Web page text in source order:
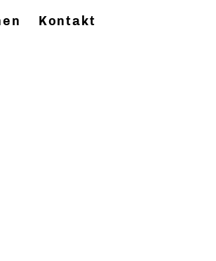
Kontakt